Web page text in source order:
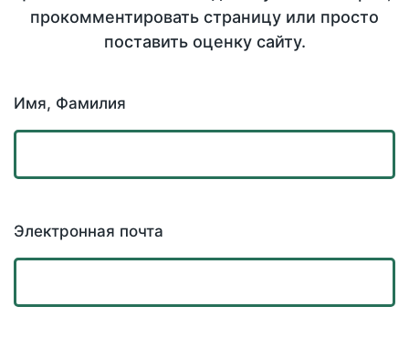
прокомментировать страницу или просто
поставить оценку сайту.
Имя, Фамилия
Электронная почта